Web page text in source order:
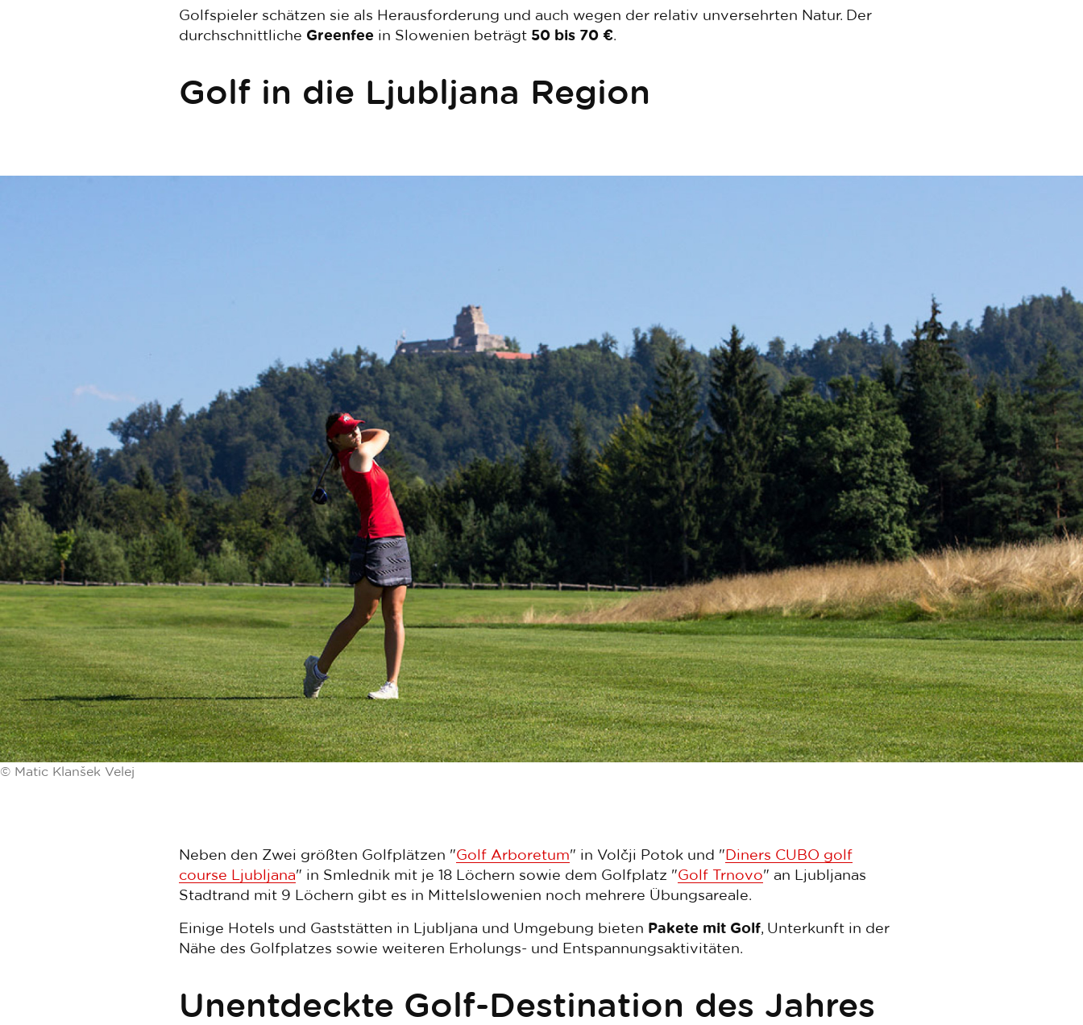
Golfspieler schätzen sie als Herausforderung und auch wegen der relativ unversehrten Natur. Der
durchschnittliche Greenfee in Slowenien beträgt 50 bis 70 €.
Golf in die Ljubljana Region
© Matic Klanšek Velej
Neben den Zwei größten Golfplätzen "Golf Arboretum" in Volčji Potok und "Diners CUBO golf
course Ljubljana" in Smlednik mit je 18 Löchern sowie dem Golfplatz "Golf Trnovo" an Ljubljanas
Stadtrand mit 9 Löchern gibt es in Mittelslowenien noch mehrere Übungsareale.
Einige Hotels und Gaststätten in Ljubljana und Umgebung bieten Pakete mit Golf, Unterkunft in der
Nähe des Golfplatzes sowie weiteren Erholungs- und Entspannungsaktivitäten.
Unentdeckte Golf-Destination des Jahres